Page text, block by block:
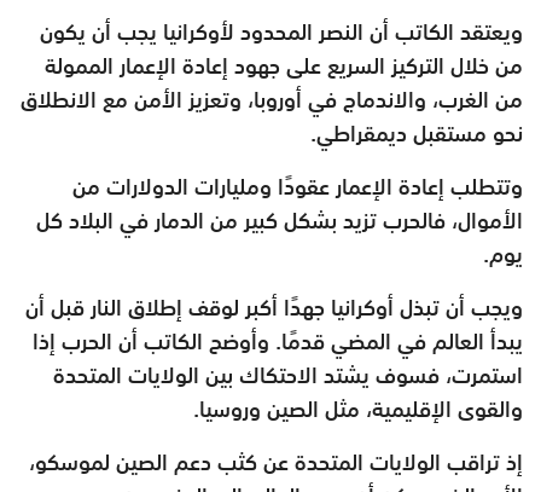
ويعتقد الكاتب أن النصر المحدود لأوكرانيا يجب أن يكون
من خلال التركيز السريع على جهود إعادة الإعمار الممولة
من الغرب، والاندماج في أوروبا، وتعزيز الأمن مع الانطلاق
نحو مستقبل ديمقراطي.
وتتطلب إعادة الإعمار عقودًا ومليارات الدولارات من
الأموال، فالحرب تزيد بشكل كبير من الدمار في البلاد كل
يوم.
ويجب أن تبذل أوكرانيا جهدًا أكبر لوقف إطلاق النار قبل أن
يبدأ العالم في المضي قدمًا. وأوضح الكاتب أن الحرب إذا
استمرت، فسوف يشتد الاحتكاك بين الولايات المتحدة
والقوى الإقليمية، مثل الصين وروسيا.
إذ تراقب الولايات المتحدة عن كثب دعم الصين لموسكو،